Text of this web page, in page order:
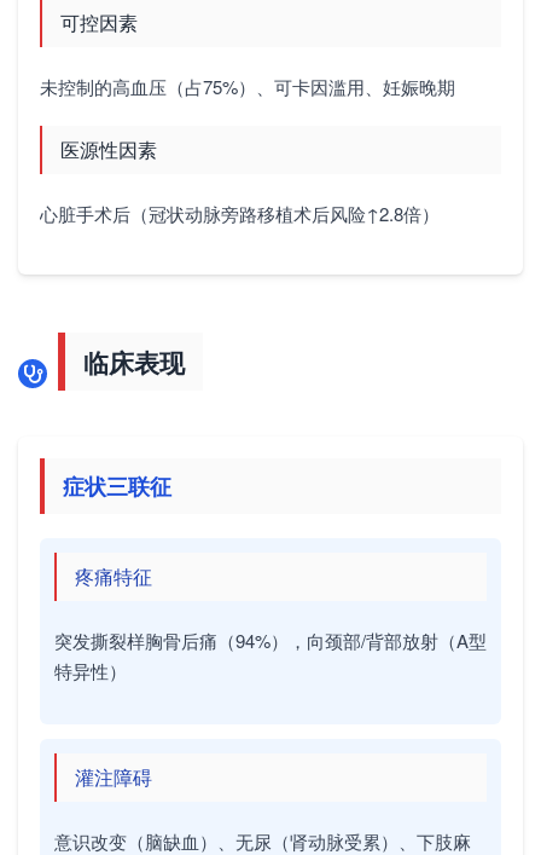
可控因素
未控制的高血压（占75%）、可卡因滥用、妊娠晚期
医源性因素
心脏手术后（冠状动脉旁路移植术后风险↑2.8倍）
临床表现
症状三联征
疼痛特征
突发撕裂样胸骨后痛（94%），向颈部/背部放射（A型
特异性）
灌注障碍
意识改变（脑缺血）、无尿（肾动脉受累）、下肢麻